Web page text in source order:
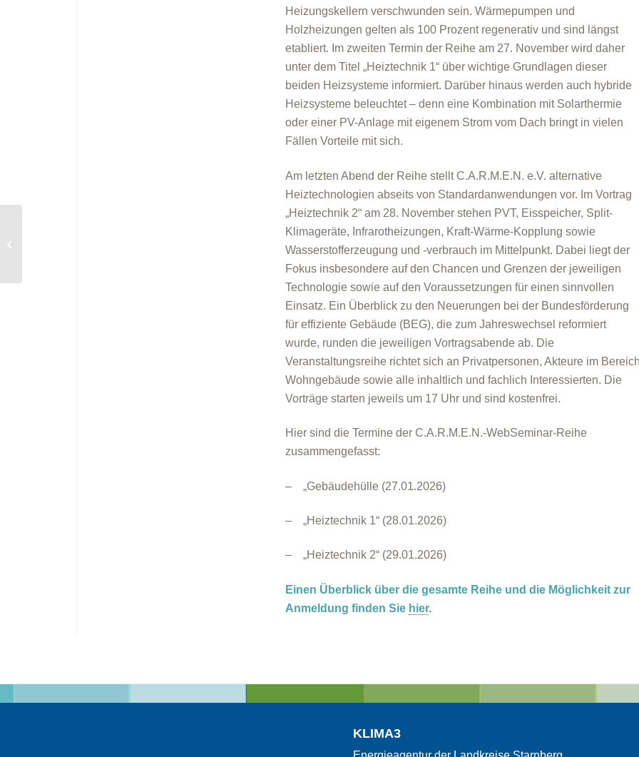
Heizungskellern verschwunden sein. Wärmepumpen und
Holzheizungen gelten als 100 Prozent regenerativ und sind längst
etabliert. Im zweiten Termin der Reihe am 27. November wird daher
unter dem Titel „Heiztechnik 1“ über wichtige Grundlagen dieser
beiden Heizsysteme informiert. Darüber hinaus werden auch hybride
Heizsysteme beleuchtet – denn eine Kombination mit Solarthermie
oder einer PV-Anlage mit eigenem Strom vom Dach bringt in vielen
Fällen Vorteile mit sich.
Am letzten Abend der Reihe stellt C.A.R.M.E.N. e.V. alternative
Heiztechnologien abseits von Standardanwendungen vor. Im Vortrag
„Heiztechnik 2“ am 28. November stehen PVT, Eisspeicher, Split-
Klimageräte, Infrarotheizungen, Kraft-Wärme-Kopplung sowie
Wasserstofferzeugung und -verbrauch im Mittelpunkt. Dabei liegt der
Fokus insbesondere auf den Chancen und Grenzen der jeweiligen
Technologie sowie auf den Voraussetzungen für einen sinnvollen
Einsatz. Ein Überblick zu den Neuerungen bei der Bundes­förderung
für effiziente Gebäude (BEG), die zum Jahreswechsel reformiert
wurde, runden die jeweiligen Vortragsabende ab. Die
Veranstaltungsreihe richtet sich an Privatpersonen, Akteure im
Wohngebäude sowie alle inhaltlich und fachlich Interessierten. Die
Vorträge starten jeweils um 17 Uhr und sind kostenfrei.
Hier sind die Termine der C.A.R.M.E.N.-WebSeminar-Reihe
zusammengefasst:
– „Gebäudehülle (27.01.2026)
– „Heiztechnik 1“ (28.01.2026)
– „Heiztechnik 2“ (29.01.2026)
Einen Überblick über die gesamte Reihe und die Möglichkeit zur
Anmeldung finden Sie hier.
KLIMA3